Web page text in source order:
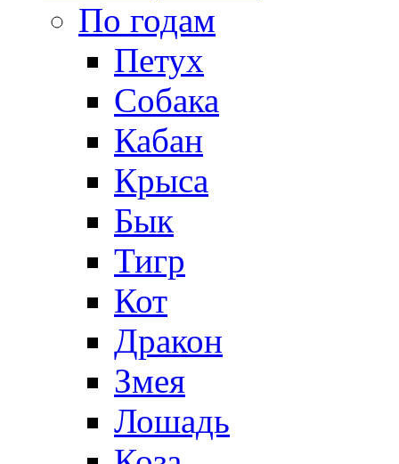
По годам
Петух
Собака
Кабан
Крыса
Бык
Тигр
Кот
Дракон
Змея
Лошадь